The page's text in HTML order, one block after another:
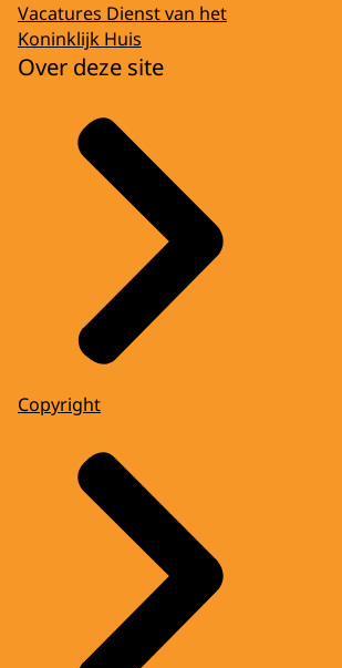
Vacatures Dienst van het
Koninklijk Huis
Over deze site
Copyright